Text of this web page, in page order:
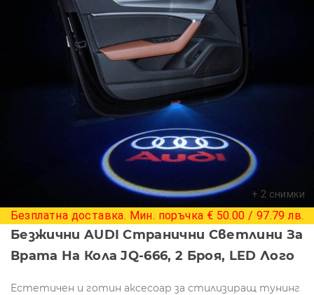
+ 2 снимки
Безплатна доставка. Мин. поръчка € 50.00 / 97.79 лв.
Безжични AUDI Странични Светлини За
Врата На Кола JQ-666, 2 Броя, LED Лого
Естетичен и готин аксесоар за стилизиращ тунинг